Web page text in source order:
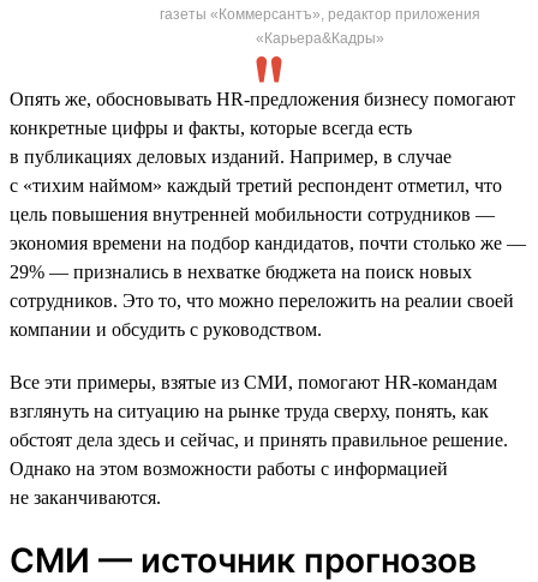
газеты «Коммерсантъ», редактор приложения
«Карьера&Кадры»
Опять же, обосновывать HR-предложения бизнесу помогают
конкретные цифры и факты, которые всегда есть
в публикациях деловых изданий. Например, в случае
с «тихим наймом» каждый третий респондент отметил, что
цель повышения внутренней мобильности сотрудников —
экономия времени на подбор кандидатов, почти столько же —
29% — признались в нехватке бюджета на поиск новых
сотрудников. Это то, что можно переложить на реалии своей
компании и обсудить с руководством.
Все эти примеры, взятые из СМИ, помогают HR-командам
взглянуть на ситуацию на рынке труда сверху, понять, как
обстоят дела здесь и сейчас, и принять правильное решение.
Однако на этом возможности работы с информацией
не заканчиваются.
СМИ — источник прогнозов